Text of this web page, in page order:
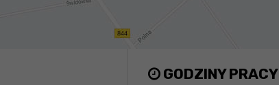
GODZINY PRACY